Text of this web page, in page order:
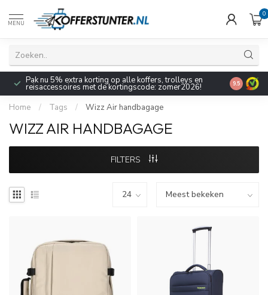
MENU
0
Pak nu 5% extra korting op alle koffers, trolleys en
reisaccessoires met de kortingscode: zomer2026! 9.5
Home / Tags / Wizz Air handbagage
WIZZ AIR HANDBAGAGE
FILTERS